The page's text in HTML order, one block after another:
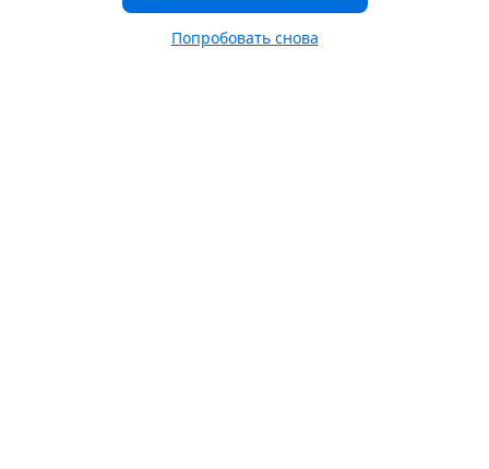
Попробовать снова